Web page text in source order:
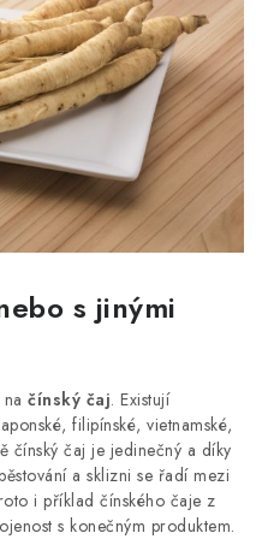
s jinými
čínský čaj. Existují
filipínské, vietnamské,
čínský čaj je jedinečný a díky
a sklizni se řadí mezi
i příklad čínského čaje z
s konečným produktem.